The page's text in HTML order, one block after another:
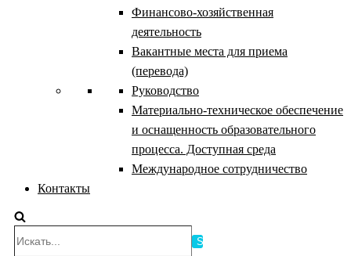
Финансово-хозяйственная
деятельность
Вакантные места для приема
(перевода)
Руководство
Материально-техническое обеспечение
и оснащенность образовательного
процесса. Доступная среда
Международное сотрудничество
Контакты